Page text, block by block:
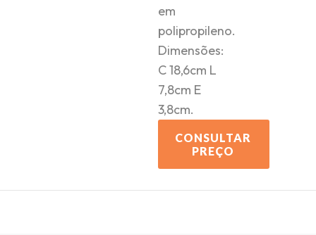
em
polipropileno.
Dimensões:
C 18,6cm L
7,8cm E
3,8cm.
CONSULTAR
PREÇO